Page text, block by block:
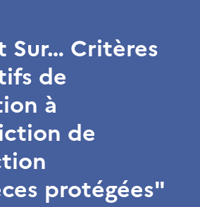
Sur… Critères
de
à
de
protégées"